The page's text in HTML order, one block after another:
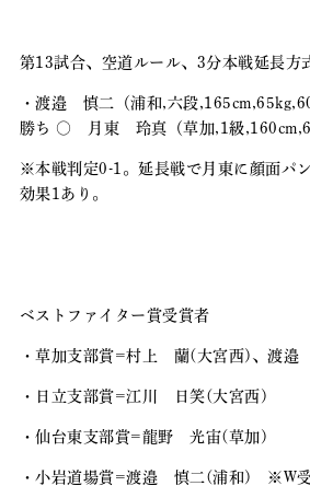
第13試合、空道ルール、3分本戦延長方
・渡邉 慎二（浦和,六段
勝ち 〇 月東 玲真（草加,1級
※本戦判定0-1。延長戦で月東に顔面パ
効果1あり。
ベストファイター賞受賞者
・草加支部賞=村上 蘭(大宮西)、渡
・日立支部賞=江川 日笑(大宮西)
・仙台東支部賞=龍野 光宙(草加)
・小岩道場賞=渡邉 慎二(浦和) ※W